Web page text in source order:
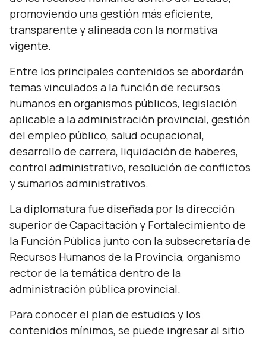
promoviendo una gestión más eficiente,
transparente y alineada con la normativa
vigente.
Entre los principales contenidos se abordarán
temas vinculados a la función de recursos
humanos en organismos públicos, legislación
aplicable a la administración provincial, gestión
del empleo público, salud ocupacional,
desarrollo de carrera, liquidación de haberes,
control administrativo, resolución de conflictos
y sumarios administrativos.
La diplomatura fue diseñada por la dirección
superior de Capacitación y Fortalecimiento de
la Función Pública junto con la subsecretaría de
Recursos Humanos de la Provincia, organismo
rector de la temática dentro de la
administración pública provincial.
Para conocer el plan de estudios y los
contenidos mínimos, se puede ingresar al sitio